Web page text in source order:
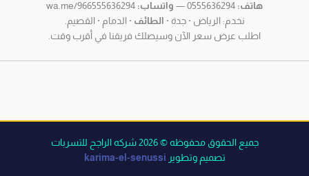
هاتف:
واتساب:
نخدم: الرياض · جدة · الطائف · الدمام · القصيم.
اطلب عرض سعر الآن وسيصلك فريقنا في أقرب وقت.
جميع الحقوق محفوظه © 2026 شركه الراجح للتسربات
تصميم وتطوير karima-el-senussi